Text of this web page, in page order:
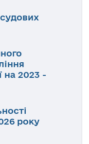
на 2023 -
року